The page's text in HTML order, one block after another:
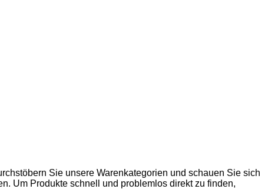
Sie unsere Warenkategorien und schauen Sie sich
Um Produkte schnell und problemlos direkt zu finden,